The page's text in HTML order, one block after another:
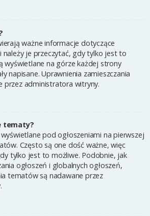
ważne informacje dotyczące
je przeczytać, gdy tylko jest to
wyświetlane na górze każdej strony
napisane. Uprawnienia zamieszczania
przez administratora witryny.
tematy?
pod ogłoszeniami na pierwszej
Często są one dość ważne, więc
tylko jest to możliwe. Podobnie, jak
ogłoszeń i globalnych ogłoszeń,
tematów są nadawane przez